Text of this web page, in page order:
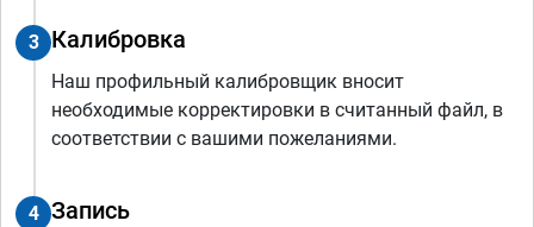
3 Калибровка
Наш профильный калибровщик вносит
необходимые корректировки в считанный файл, в
соответствии с вашими пожеланиями.
4 Запись